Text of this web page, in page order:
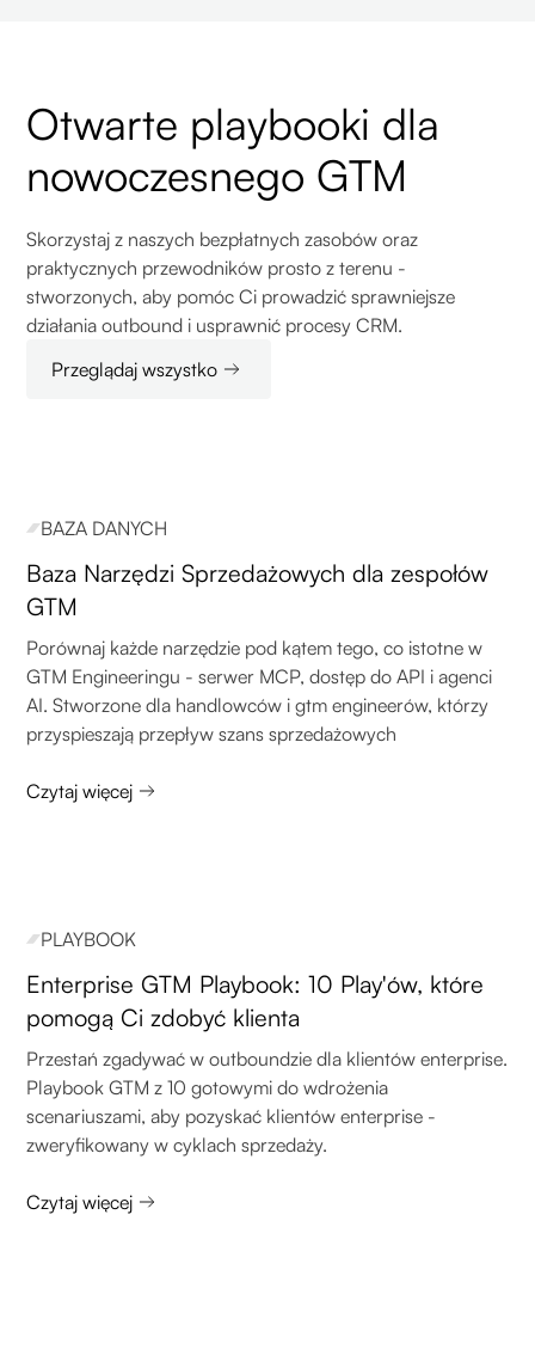
Otwarte playbooki dla
nowoczesnego GTM
Skorzystaj z naszych bezpłatnych zasobów oraz
praktycznych przewodników prosto z terenu -
stworzonych, aby pomóc Ci prowadzić sprawniejsze
działania outbound i usprawnić procesy CRM.
Przeglądaj wszystko
BAZA DANYCH
Baza Narzędzi Sprzedażowych dla zespołów
GTM
Porównaj każde narzędzie pod kątem tego, co istotne w
GTM Engineeringu - serwer MCP, dostęp do API i agenci
AI. Stworzone dla handlowców i gtm engineerów, którzy
przyspieszają przepływ szans sprzedażowych
Czytaj więcej
PLAYBOOK
Enterprise GTM Playbook: 10 Play'ów, które
pomogą Ci zdobyć klienta
Przestań zgadywać w outboundzie dla klientów enterprise.
Playbook GTM z 10 gotowymi do wdrożenia
scenariuszami, aby pozyskać klientów enterprise -
zweryfikowany w cyklach sprzedaży.
Czytaj więcej